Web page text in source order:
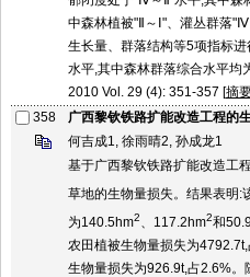
中森林植被"Ⅱ～Ⅰ"、灌丛群落
生长量、群落结构等5项指标
水平,其中森林群落综合水平
2010 Vol. 29 (4): 351-357 [摘
358
广西黎钦铁路扩能改造工程的
何吉成1, 徐雨晴2, 孙成龙1
基于广西黎钦铁路扩能改造工
草地的生物量损失。结果表明:
为140.5hm2、117.2hm2和
农田植被生物量损失为
生物量损失为926.9t,占2.6%